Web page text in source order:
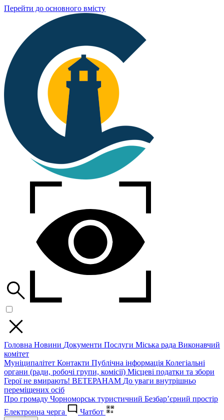
Перейти до основного вмісту
Головна Новини Документи Послуги Міська рада Виконавчий
комітет
Муніципалітет Контакти Публічна інформація Колегіальні
органи (ради, робочі групи, комісії) Місцеві податки та збори
Герої не вмирають! ВЕТЕРАНАМ До уваги внутрішньо
переміщених осіб
Про громаду Чорноморськ туристичний Безбар’єрний простір
Електронна черга
Чатбот